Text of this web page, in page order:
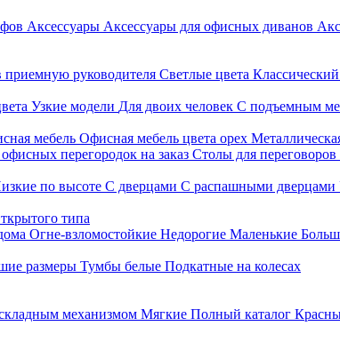
Аксессуары Аксессуары для офисных диванов
руководителя Светлые цвета
Узкие модели Для двоих человек С подъемным
мебель Офисная мебель цвета орех
перегородок на заказ Столы для переговоров
по высоте С дверцами С распашными дверцами
типа
Огне-взломостойкие Недорогие Маленькие
размеры Тумбы белые Подкатные на колесах
механизмом Мягкие Полный каталог